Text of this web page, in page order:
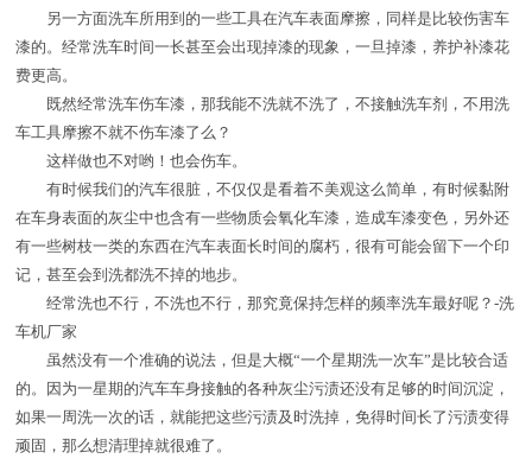
另一方面洗车所用到的一些工具在汽车表面摩擦，同样是比较伤害车
漆的。经常洗车时间一长甚至会出现掉漆的现象，一旦掉漆，养护补漆花
费更高。
既然经常洗车伤车漆，那我能不洗就不洗了，不接触洗车剂，不用洗
车工具摩擦不就不伤车漆了么？
这样做也不对哟！也会伤车。
有时候我们的汽车很脏，不仅仅是看着不美观这么简单，有时候黏附
在车身表面的灰尘中也含有一些物质会氧化车漆，造成车漆变色，另外还
有一些树枝一类的东西在汽车表面长时间的腐朽，很有可能会留下一个印
记，甚至会到洗都洗不掉的地步。
经常洗也不行，不洗也不行，那究竟保持怎样的频率洗车最好呢？-洗
车机厂家
虽然没有一个准确的说法，但是大概“一个星期洗一次车”是比较合适
的。因为一星期的汽车车身接触的各种灰尘污渍还没有足够的时间沉淀，
如果一周洗一次的话，就能把这些污渍及时洗掉，免得时间长了污渍变得
顽固，那么想清理掉就很难了。